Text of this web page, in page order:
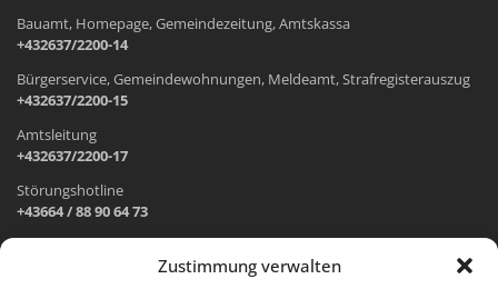
Zustimmung verwalten
Bauamt, Homepage, Gemeindezeitung, Amtskassa
+432637/2200-14
Bürgerservice, Gemeindewohnungen, Meldeamt, Strafregisterauszug
+432637/2200-15
Amtsleitung
+432637/2200-17
Störungshotline
+43664 / 88 90 64 73